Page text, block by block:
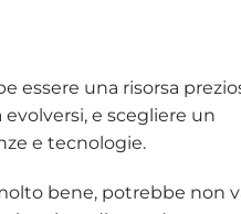
essere una risorsa
e scegliere un
e tecnologie.
bene, potrebbe non